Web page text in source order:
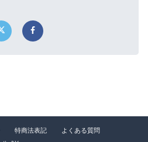
特商法表記
よくある質問